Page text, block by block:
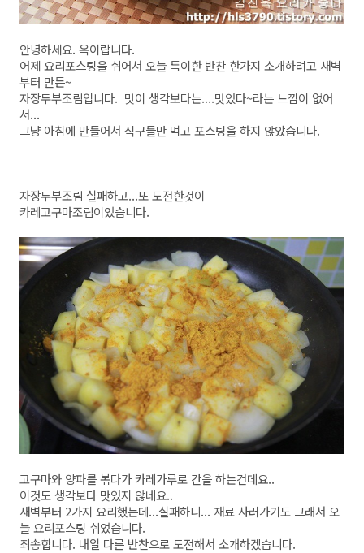
안녕하세요. 옥이랍니다.
어제 요리포스팅을 쉬어서 오늘 특이한 반찬 한가지 소개하려고 새벽
부터 만든~
자장두부조림입니다. 맛이 생각보다는....맛있다~라는 느낌이 없어
서...
그냥 아침에 만들어서 식구들만 먹고 포스팅을 하지 않았습니다.
자장두부조림 실패하고...또 도전한것이
카레고구마조림이었습니다.
고구마와 양파를 볶다가 카레가루로 간을 하는건데요..
이것도 생각보다 맛있지 않네요..
새벽부터 2가지 요리했는데...실패하니... 재료 사러가기도 그래서 오
늘 요리포스팅 쉬었습니다.
죄송합니다. 내일 다른 반찬으로 도전해서 소개하겠습니다.